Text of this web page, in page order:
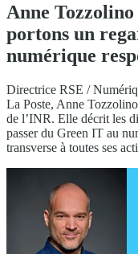
Anne
portons un
numérique
Directrice RSE /
La Poste, Anne
de l’INR. Elle décrit les
passer du Green IT au
transverse à toutes ses